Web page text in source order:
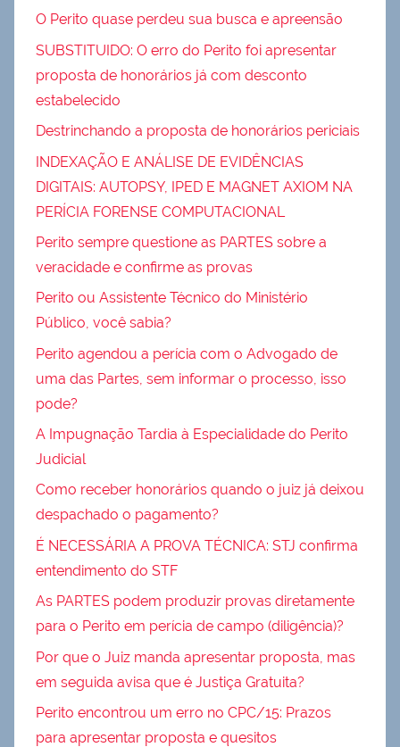
O Perito quase perdeu sua busca e apreensão
SUBSTITUIDO: O erro do Perito foi apresentar
proposta de honorários já com desconto
estabelecido
Destrinchando a proposta de honorários periciais
INDEXAÇÃO E ANÁLISE DE EVIDÊNCIAS
DIGITAIS: AUTOPSY, IPED E MAGNET AXIOM NA
PERÍCIA FORENSE COMPUTACIONAL
Perito sempre questione as PARTES sobre a
veracidade e confirme as provas
Perito ou Assistente Técnico do Ministério
Público, você sabia?
Perito agendou a perícia com o Advogado de
uma das Partes, sem informar o processo, isso
pode?
A Impugnação Tardia à Especialidade do Perito
Judicial
Como receber honorários quando o juiz já deixou
despachado o pagamento?
É NECESSÁRIA A PROVA TÉCNICA: STJ confirma
entendimento do STF
As PARTES podem produzir provas diretamente
para o Perito em perícia de campo (diligência)?
Por que o Juiz manda apresentar proposta, mas
em seguida avisa que é Justiça Gratuita?
Perito encontrou um erro no CPC/15: Prazos
para apresentar proposta e quesitos